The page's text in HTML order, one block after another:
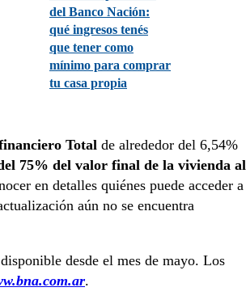
del Banco Nación:
qué ingresos tenés
que tener como
mínimo para comprar
tu casa propia
Total de alrededor del 6,54%
75% del valor final de la vivienda al
en detalles quiénes puede acceder a
aún no se encuentra
desde el mes de mayo. Los
.